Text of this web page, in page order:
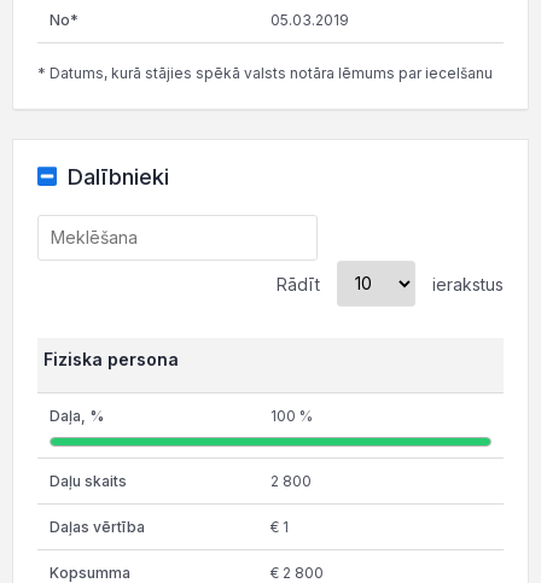
05.03.2019
* Datums, kurā stājies spēkā valsts notāra lēmums par iecelšanu
Dalībnieki
Rādīt ierakstus
Fiziska persona
100 %
2 800
€ 1
€ 2 800